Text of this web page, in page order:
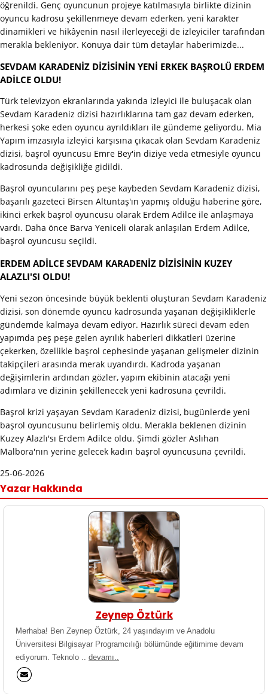
öğrenildi. Genç oyuncunun projeye katılmasıyla birlikte dizinin
oyuncu kadrosu şekillenmeye devam ederken, yeni karakter
dinamikleri ve hikâyenin nasıl ilerleyeceği de izleyiciler tarafından
merakla bekleniyor. Konuya dair tüm detaylar haberimizde...
SEVDAM KARADENİZ DİZİSİNİN YENİ ERKEK BAŞROLÜ ERDEM
ADİLCE OLDU!
Türk televizyon ekranlarında yakında izleyici ile buluşacak olan
Sevdam Karadeniz dizisi hazırlıklarına tam gaz devam ederken,
herkesi şoke eden oyuncu ayrıldıkları ile gündeme geliyordu. Mia
Yapım imzasıyla izleyici karşısına çıkacak olan Sevdam Karadeniz
dizisi, başrol oyuncusu Emre Bey'in diziye veda etmesiyle oyuncu
kadrosunda değişikliğe gidildi.
Başrol oyuncularını peş peşe kaybeden Sevdam Karadeniz dizisi,
başarılı gazeteci Birsen Altuntaş'ın yapmış olduğu haberine göre,
ikinci erkek başrol oyuncusu olarak Erdem Adilce ile anlaşmaya
vardı. Daha önce Barva Yeniceli olarak anlaşılan Erdem Adilce,
başrol oyuncusu seçildi.
ERDEM ADİLCE SEVDAM KARADENİZ DİZİSİNİN KUZEY
ALAZLI'SI OLDU!
Yeni sezon öncesinde büyük beklenti oluşturan Sevdam Karadeniz
dizisi, son dönemde oyuncu kadrosunda yaşanan değişikliklerle
gündemde kalmaya devam ediyor. Hazırlık süreci devam eden
yapımda peş peşe gelen ayrılık haberleri dikkatleri üzerine
çekerken, özellikle başrol cephesinde yaşanan gelişmeler dizinin
takipçileri arasında merak uyandırdı. Kadroda yaşanan
değişimlerin ardından gözler, yapım ekibinin atacağı yeni
adımlara ve dizinin şekillenecek yeni kadrosuna çevrildi.
Başrol krizi yaşayan Sevdam Karadeniz dizisi, bugünlerde yeni
başrol oyuncusunu belirlemiş oldu. Merakla beklenen dizinin
Kuzey Alazlı'sı Erdem Adilce oldu. Şimdi gözler Aslıhan
Malbora'nın yerine gelecek kadın başrol oyuncusuna çevrildi.
25-06-2026
Yazar Hakkında
Zeynep Öztürk
Merhaba! Ben Zeynep Öztürk, 24 yaşındayım ve Anadolu
Üniversitesi Bilgisayar Programcılığı bölümünde eğitimime devam
ediyorum. Teknolo .. devamı..